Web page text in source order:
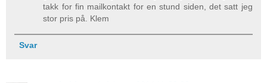
takk for fin mailkontakt for en stund siden, det satt jeg
stor pris på. Klem
Svar